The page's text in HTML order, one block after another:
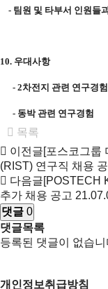
- 팀원 및 타부서 인원들
10. 우대사항
- 2차전지 관련 연구경험
- 동박 관련 연구경험
목록
이전글[포스코그룹
(RIST) 연구직 채용
다음글[POSTECH
추가 채용 공고
댓글 0
댓글목록
등록된 댓글이 없습니
개인정보취급방침